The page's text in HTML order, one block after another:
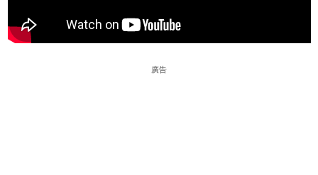
廣告